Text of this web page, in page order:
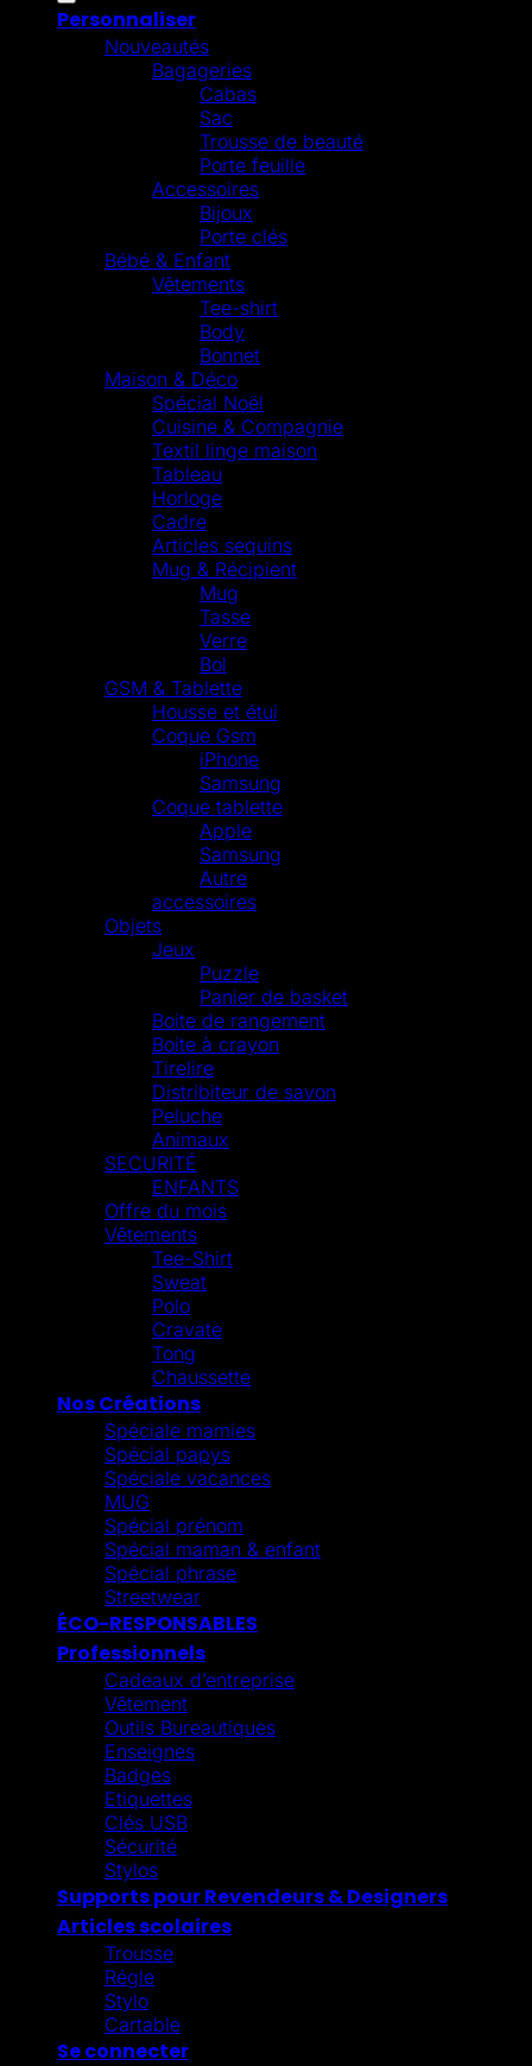
Personnaliser
Nouveautés
Bagageries
Cabas
Sac
Trousse de beauté
Porte feuille
Accessoires
Bijoux
Porte clés
Bébé & Enfant
Vêtements
Tee-shirt
Body
Bonnet
Maison & Déco
Spécial Noël
Cuisine & Compagnie
Textil linge maison
Tableau
Horloge
Cadre
Articles sequins
Mug & Récipient
Mug
Tasse
Verre
Bol
GSM & Tablette
Housse et étui
Coque Gsm
iPhone
Samsung
Coque tablette
Apple
Samsung
Autre
accessoires
Objets
Jeux
Puzzle
Panier de basket
Boite de rangement
Boite à crayon
Tirelire
Distribiteur de savon
Peluche
Animaux
SECURITÉ
ENFANTS
Offre du mois
Vêtements
Tee-Shirt
Sweat
Polo
Cravate
Tong
Chaussette
Nos Créations
Spéciale mamies
Spécial papys
Spéciale vacances
MUG
Spécial prénom
Spécial maman & enfant
Spécial phrase
Streetwear
ÉCO-RESPONSABLES
Professionnels
Cadeaux d’entreprise
Vêtement
Outils Bureautiques
Enseignes
Badges
Etiquettes
Clés USB
Sécurité
Stylos
Supports pour Revendeurs & Designers
Articles scolaires
Trousse
Régle
Stylo
Cartable
Se connecter